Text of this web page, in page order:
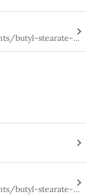
butyl-stearate-
butyl-stearate-